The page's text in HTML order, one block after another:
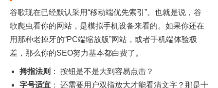
谷歌现在已经默认采用“移动端优先索引”。也就是说，谷
歌爬虫看你的网站，是模拟手机设备来看的。如果你还在
用那种老掉牙的“PC端缩放版”网站，或者手机端体验极
差，那么你的SEO努力基本都白费了。
拇指法则 ： 按钮是不是大到容易点击？
字号适宜 ： 还需要用户双指放大才能看清文字？那是十